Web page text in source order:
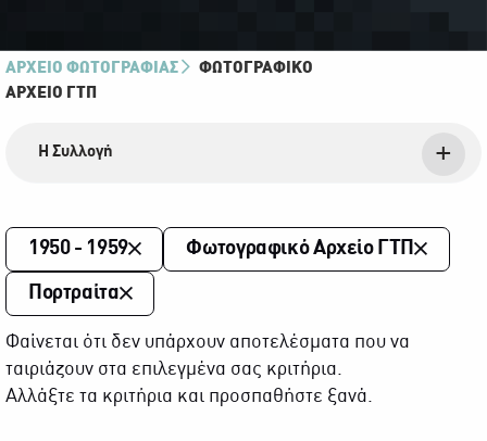
ΑΡΧΕΙΟ ΦΩΤΟΓΡΑΦΙΑΣ
ΦΩΤΟΓΡΑΦΙΚΌ
ΑΡΧΕΊΟ ΓΤΠ
Η Συλλογή
1950 - 1959 Φωτογραφικό Αρχείο ΓΤΠ
Πορτραίτα
Φαίνεται ότι δεν υπάρχουν αποτελέσματα που να
ταιριάζουν στα επιλεγμένα σας κριτήρια.
Αλλάξτε τα κριτήρια και προσπαθήστε ξανά.